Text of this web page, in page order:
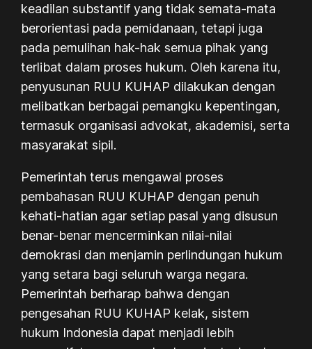
keadilan substantif yang tidak semata-mata
berorientasi pada pemidanaan, tetapi juga
pada pemulihan hak-hak semua pihak yang
terlibat dalam proses hukum. Oleh karena itu,
penyusunan RUU KUHAP dilakukan dengan
melibatkan berbagai pemangku kepentingan,
termasuk organisasi advokat, akademisi, serta
masyarakat sipil.
Pemerintah terus mengawal proses
pembahasan RUU KUHAP dengan penuh
kehati-hatian agar setiap pasal yang disusun
benar-benar mencerminkan nilai-nilai
demokrasi dan menjamin perlindungan hukum
yang setara bagi seluruh warga negara.
Pemerintah berharap bahwa dengan
pengesahan RUU KUHAP kelak, sistem
hukum Indonesia dapat menjadi lebih